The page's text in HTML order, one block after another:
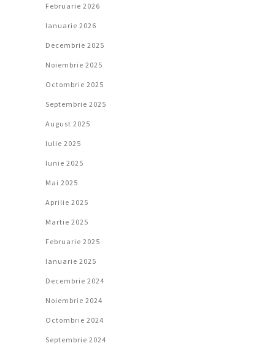
Februarie 2026
Ianuarie 2026
Decembrie 2025
Noiembrie 2025
Octombrie 2025
Septembrie 2025
August 2025
Iulie 2025
Iunie 2025
Mai 2025
Aprilie 2025
Martie 2025
Februarie 2025
Ianuarie 2025
Decembrie 2024
Noiembrie 2024
Octombrie 2024
Septembrie 2024